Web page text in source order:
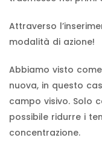
Attraverso
modalità di azione!
Abbiamo visto
nuova, in questo
campo visivo. Solo
possibile ridurre i
concentrazione.